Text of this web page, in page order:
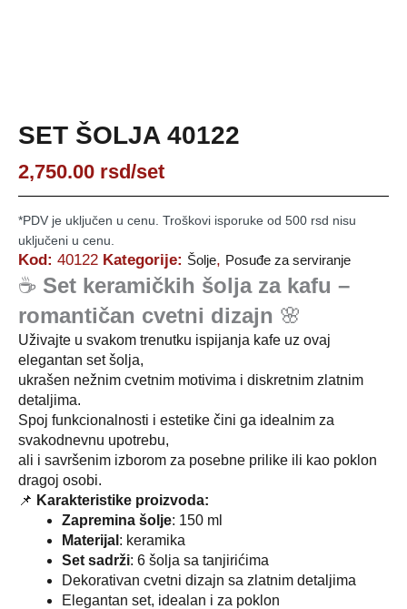
SET ŠOLJA 40122
2,750.00 rsd/set
*PDV je uključen u cenu. Troškovi isporuke od 500 rsd nisu
uključeni u cenu.
Kod: 40122 Kategorije: Šolje, Posuđe za serviranje
☕ Set keramičkih šolja za kafu –
romantičan cvetni dizajn 🌸
Uživajte u svakom trenutku ispijanja kafe uz ovaj
elegantan set šolja,
ukrašen nežnim cvetnim motivima i diskretnim zlatnim
detaljima.
Spoj funkcionalnosti i estetike čini ga idealnim za
svakodnevnu upotrebu,
ali i savršenim izborom za posebne prilike ili kao poklon
dragoj osobi.
📌 Karakteristike proizvoda:
Zapremina šolje: 150 ml
Materijal : keramika
Set sadrži: 6 šolja sa tanjirićima
Dekorativan cvetni dizajn sa zlatnim detaljima
Elegantan set, idealan i za poklon